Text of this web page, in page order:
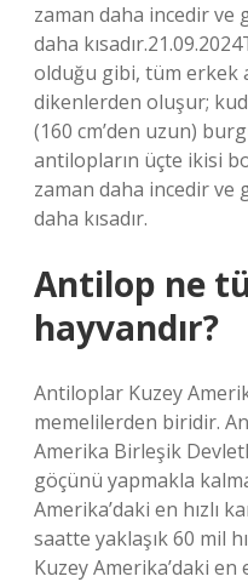
zaman daha incedir
daha
olduğu gibi, tüm erkek
dikenlerden oluşur;
(160 cm’den uzun)
antilopların üçte ikisi
zaman daha incedir
daha kısadır.
Antilop ne
hayvandır?
Antiloplar Kuzey
memelilerden biridir.
Amerika Birleşik
göçünü yapmakla
Amerika’daki en hızlı
saatte yaklaşık 60 mil
Kuzey Amerika’daki